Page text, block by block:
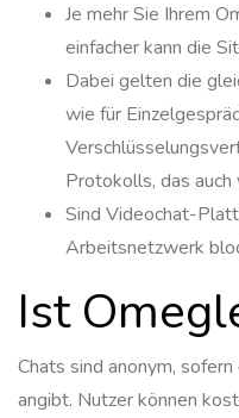
Je mehr Sie Ihrem
einfacher kann die
Dabei gelten die
wie für
Protokolls, das
Sind Videochat-
Arbeitsnetzwerk
Ist
Chats sind anonym,
angibt. Nutzer können